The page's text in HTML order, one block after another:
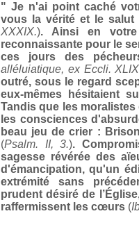
" Je n'ai point caché
vous la vérité et le salut
XXXIX.). Ainsi en votre
reconnaissante pour le
ces jours des
alléluiatique, ex Eccli.
outré, sous le regard
eux-mêmes hésitaient
Tandis que les
les consciences
beau jeu de crier :
(Psalm. II, 3.).
sagesse révérée des
d'émancipation, qu'un
extrémité sans
prudent désiré de
raffermissent les cœurs (